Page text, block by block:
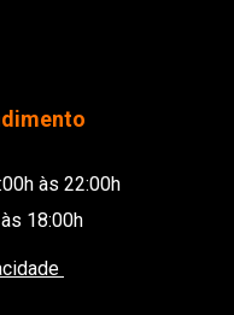
às 22:00h
18:00h